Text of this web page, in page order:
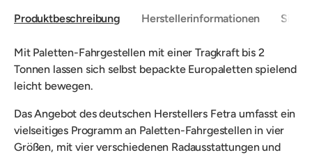
Produktbeschreibung Herstellerinformationen
Mit Paletten-Fahrgestellen mit einer Tragkraft bis 2
Tonnen lassen sich selbst bepackte Europaletten spielend
leicht bewegen.
Das Angebot des deutschen Herstellers Fetra umfasst ein
vielseitiges Programm an Paletten-Fahrgestellen in vier
Größen, mit vier verschiedenen Radausstattungen und